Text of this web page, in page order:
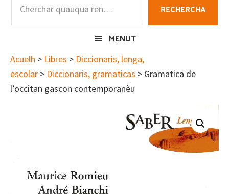
RECHERCHA
MENUT
Acuelh > Libres > Diccionaris, lenga,
escolar > Diccionaris, gramaticas > Gramatica de
l’occitan gascon contemporanèu